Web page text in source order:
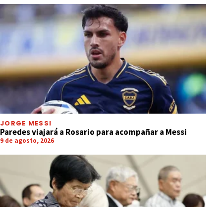
JORGE MESSI
Paredes viajará a Rosario para acompañar a Messi
9 de agosto, 2026